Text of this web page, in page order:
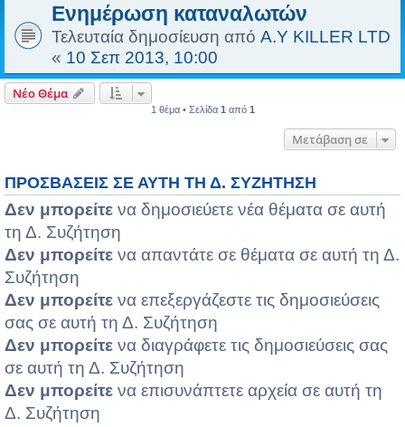
Ενημέρωση καταναλωτών
Τελευταία δημοσίευση από A.Y KILLER LTD
« 10 Σεπ 2013, 10:00
Νέο Θέμα
1 θέμα • Σελίδα 1 από 1
Μετάβαση σε
ΠΡΟΣΒΆΣΕΙΣ ΣΕ ΑΥΤΉ ΤΗ Δ. ΣΥΖΉΤΗΣΗ
Δεν μπορείτε να δημοσιεύετε νέα θέματα σε αυτή
τη Δ. Συζήτηση
Δεν μπορείτε να απαντάτε σε θέματα σε αυτή τη Δ.
Συζήτηση
Δεν μπορείτε να επεξεργάζεστε τις δημοσιεύσεις
σας σε αυτή τη Δ. Συζήτηση
Δεν μπορείτε να διαγράφετε τις δημοσιεύσεις σας
σε αυτή τη Δ. Συζήτηση
Δεν μπορείτε να επισυνάπτετε αρχεία σε αυτή τη
Δ. Συζήτηση